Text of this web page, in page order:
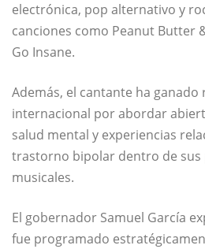
electrónica, pop alternativo y
canciones como Peanut Butter
Go Insane.
Además, el cantante ha
internacional por abordar
salud mental y experiencias
trastorno bipolar dentro de sus
musicales.
El gobernador Samuel García
fue programado